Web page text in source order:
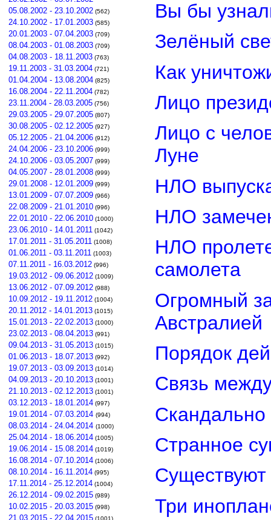
05.08.2002 - 23.10.2002 (562)
24.10.2002 - 17.01.2003 (585)
20.01.2003 - 07.04.2003 (709)
08.04.2003 - 01.08.2003 (709)
04.08.2003 - 18.11.2003 (763)
19.11.2003 - 31.03.2004 (721)
01.04.2004 - 13.08.2004 (825)
16.08.2004 - 22.11.2004 (782)
23.11.2004 - 28.03.2005 (756)
29.03.2005 - 29.07.2005 (807)
30.08.2005 - 02.12.2005 (927)
05.12.2005 - 21.04.2006 (912)
24.04.2006 - 23.10.2006 (999)
24.10.2006 - 03.05.2007 (999)
04.05.2007 - 28.01.2008 (999)
29.01.2008 - 12.01.2009 (999)
13.01.2009 - 07.07.2009 (966)
22.08.2009 - 21.01.2010 (996)
22.01.2010 - 22.06.2010 (1000)
23.06.2010 - 14.01.2011 (1042)
17.01.2011 - 31.05.2011 (1008)
01.06.2011 - 03.11.2011 (1003)
07.11.2011 - 16.03.2012 (996)
19.03.2012 - 09.06.2012 (1009)
13.06.2012 - 07.09.2012 (988)
10.09.2012 - 19.11.2012 (1004)
20.11.2012 - 14.01.2013 (1015)
15.01.2013 - 22.02.2013 (1000)
23.02.2013 - 08.04.2013 (991)
09.04.2013 - 31.05.2013 (1015)
01.06.2013 - 18.07.2013 (992)
19.07.2013 - 03.09.2013 (1014)
04.09.2013 - 20.10.2013 (1001)
21.10.2013 - 02.12.2013 (1001)
03.12.2013 - 18.01.2014 (997)
19.01.2014 - 07.03.2014 (994)
08.03.2014 - 24.04.2014 (1000)
25.04.2014 - 18.06.2014 (1005)
19.06.2014 - 15.08.2014 (1019)
16.08.2014 - 07.10.2014 (1006)
08.10.2014 - 16.11.2014 (995)
17.11.2014 - 25.12.2014 (1004)
26.12.2014 - 09.02.2015 (989)
10.02.2015 - 20.03.2015 (998)
21.03.2015 - 22.04.2015 (1001)
Вы бы
Зелёный
Как
Лицо
Лицо с
Луне
НЛО
НЛО
НЛО
самолета
Огромный
Австралией
Порядок
Связь
Странное
Три